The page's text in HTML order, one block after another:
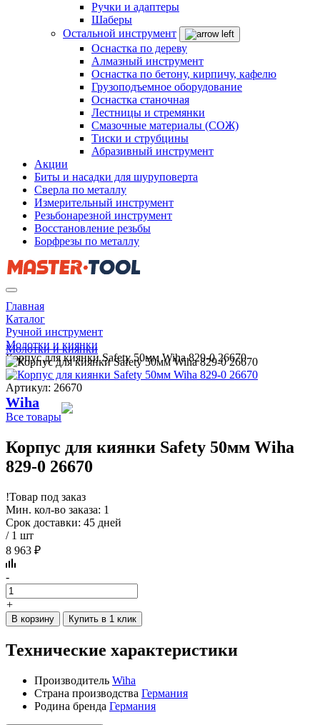
Ручки и адаптеры
Шаберы
Остальной инструмент
Оснастка по дереву
Алмазный инструмент
Оснастка по бетону, кирпичу, кафелю
Грузоподъемное оборудование
Оснастка станочная
Лестницы и стремянки
Смазочные материалы (СОЖ)
Тиски и струбцины
Абразивный инструмент
Акции
Биты и насадки для шуруповерта
Сверла по металлу
Измерительный инструмент
Резьбонарезной инструмент
Восстановление резьбы
Борфрезы по металлу
Главная
Каталог
Ручной инструмент
Молотки и киянки
Корпус для киянки Safety 50мм Wiha 829-0 26670
Молотки и киянки
Артикул: 26670
Wiha
Все товары
Корпус для киянки Safety 50мм Wiha
829-0 26670
!Товар под заказ
Мин. кол-во заказа: 1
Срок доставки: 45 дней
/ 1 шт
8 963 ₽
-
+
В корзину Купить в 1 клик
Технические характеристики
Производитель Wiha
Страна производства Германия
Родина бренда Германия